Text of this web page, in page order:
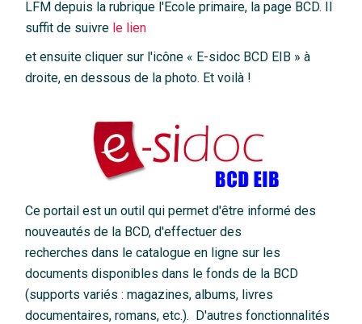
LFM depuis la rubrique l'Ecole primaire, la page BCD. Il
suffit de suivre le lien
et ensuite cliquer sur l'icône « E-sidoc BCD EIB » à
droite, en dessous de la photo. Et voilà !
Ce portail est un outil qui permet d'être informé des
nouveautés de la BCD, d'effectuer des
recherches dans le catalogue en ligne sur les
documents disponibles dans le fonds de la BCD
(supports variés : magazines, albums, livres
documentaires, romans, etc.). D'autres fonctionnalités